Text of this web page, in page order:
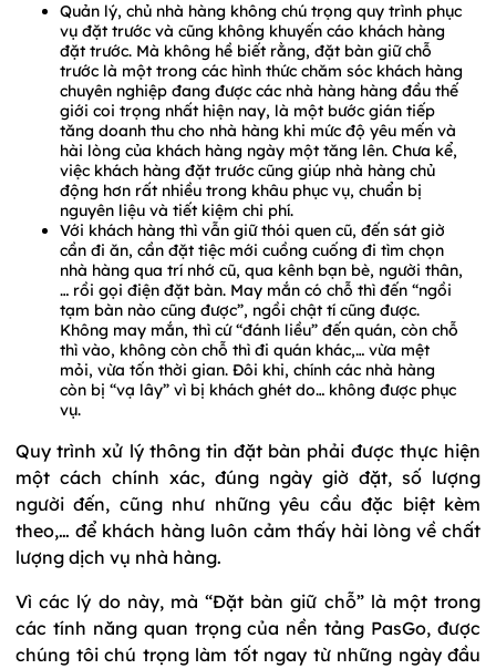
Quản lý, chủ nhà hàng không chú trọng quy trình phục
vụ đặt trước và cũng không khuyến cáo khách hàng
đặt trước. Mà không hề biết rằng, đặt bàn giữ chỗ
trước là một trong các hình thức chăm sóc khách hàng
chuyên nghiệp đang được các nhà hàng hàng đầu thế
giới coi trọng nhất hiện nay, là một bước gián tiếp
tăng doanh thu cho nhà hàng khi mức độ yêu mến và
hài lòng của khách hàng ngày một tăng lên. Chưa kể,
việc khách hàng đặt trước cũng giúp nhà hàng chủ
động hơn rất nhiều trong khâu phục vụ, chuẩn bị
nguyên liệu và tiết kiệm chi phí.
Với khách hàng thì vẫn giữ thói quen cũ, đến sát giờ
cần đi ăn, cần đặt tiệc mới cuồng cuống đi tìm chọn
nhà hàng qua trí nhớ cũ, qua kênh bạn bè, người thân,
… rồi gọi điện đặt bàn. May mắn có chỗ thì đến “ngồi
tạm bàn nào cũng được”, ngồi chật tí cũng được.
Không may mắn, thì cứ “đánh liều” đến quán, còn chỗ
thì vào, không còn chỗ thì đi quán khác,… vừa mệt
mỏi, vừa tốn thời gian. Đôi khi, chính các nhà hàng
còn bị “vạ lây” vì bị khách ghét do… không được phục
vụ.
Quy trình xử lý thông tin đặt bàn phải được thực hiện
một cách chính xác, đúng ngày giờ đặt, số lượng
người đến, cũng như những yêu cầu đặc biệt kèm
theo,… để khách hàng luôn cảm thấy hài lòng về chất
lượng dịch vụ nhà hàng.
Vì các lý do này, mà “Đặt bàn giữ chỗ” là một trong
các tính năng quan trọng của nền tảng PasGo, được
chúng tôi chú trọng làm tốt ngay từ những ngày đầu